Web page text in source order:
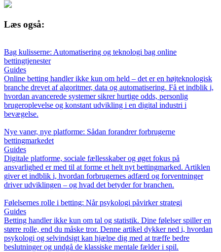
Læs også:
Bag kulisserne: Automatisering og teknologi bag online
bettingtjenester
Guides
Online betting handler ikke kun om held – det er en højteknologisk
branche drevet af algoritmer, data og automatisering. Få et indblik i,
hvordan avancerede systemer sikrer hurtige odds, personlig
brugeroplevelse og konstant udvikling i en digital industri i
bevægelse.
Nye vaner, nye platforme: Sådan forandrer forbrugerne
bettingmarkedet
Guides
Digitale platforme, sociale fællesskaber og øget fokus på
ansvarlighed er med til at forme et helt nyt bettingmarked. Artiklen
giver et indblik i, hvordan forbrugernes adfærd og forventninger
driver udviklingen – og hvad det betyder for branchen.
Følelsernes rolle i betting: Når psykologi påvirker strategi
Guides
Betting handler ikke kun om tal og statistik. Dine følelser spiller en
større rolle, end du måske tror. Denne artikel dykker ned i, hvordan
psykologi og selvindsigt kan hjælpe dig med at træffe bedre
beslutninger og undgå de klassiske mentale fælder i spil.